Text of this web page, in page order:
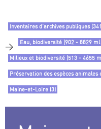
Inventaires d’archives publiques
> Eau, biodiversité (902 - 8829 ml
Milieux et biodiversité (513 - 4655
Préservation des espèces animales
Maine-et-Loire (3)